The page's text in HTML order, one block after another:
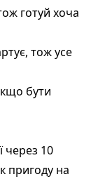
готуй хоча
тож усе
бути
через 10
пригоду на